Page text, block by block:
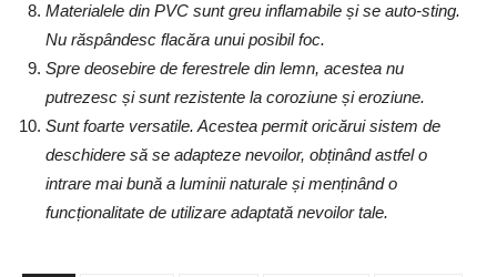
Materialele din PVC sunt greu inflamabile și se auto-sting.
Nu răspândesc flacăra unui posibil foc.
Spre deosebire de ferestrele din lemn, acestea nu
putrezesc și sunt rezistente la coroziune și eroziune.
Sunt foarte versatile. Acestea permit oricărui sistem de
deschidere să se adapteze nevoilor, obținând astfel o
intrare mai bună a luminii naturale și menținând o
funcționalitate de utilizare adaptată nevoilor tale.